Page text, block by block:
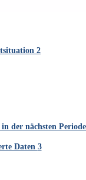
2
der nächsten Periode
Daten 3